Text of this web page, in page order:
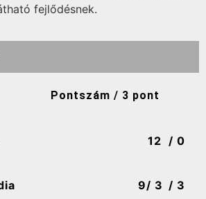
fejlődésnek.
Pontszám / 3 pont
12 / 0
9/ 3 / 3